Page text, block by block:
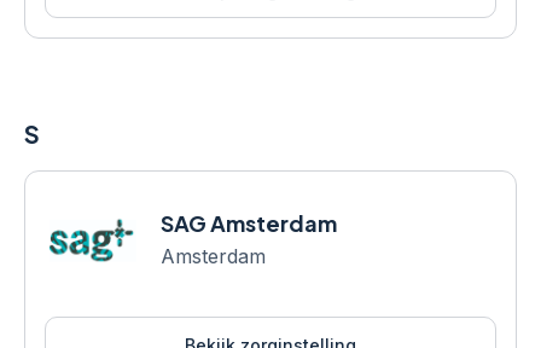
S
SAG Amsterdam
Amsterdam